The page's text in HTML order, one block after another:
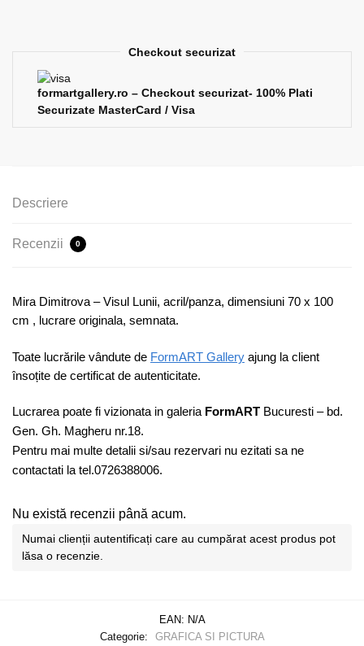
Checkout securizat
formartgallery.ro – Checkout securizat- 100% Plati
Securizate MasterCard / Visa
Descriere
Recenzii 0
Mira Dimitrova – Visul Lunii, acril/panza, dimensiuni 70 x 100
cm , lucrare originala, semnata.
Toate lucrările vândute de FormART Gallery ajung la client
însoțite de certificat de autenticitate.
Lucrarea poate fi vizionata in galeria FormART Bucuresti – bd.
Gen. Gh. Magheru nr.18.
Pentru mai multe detalii si/sau rezervari nu ezitati sa ne
contactati la tel.0726388006.
Nu există recenzii până acum.
Numai clienții autentificați care au cumpărat acest produs pot
lăsa o recenzie.
EAN: N/A
Categorie:
GRAFICA SI PICTURA